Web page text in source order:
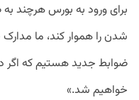
شدن را هموار کند، ما مدارک
ضوابط جدید هستیم که اگر
خواهیم شد.»